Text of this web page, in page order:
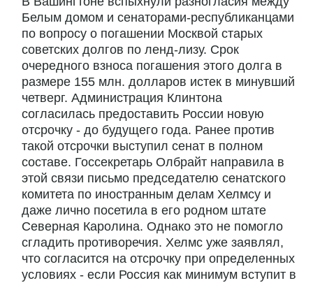
Белым домом и сенаторами-республиканцами
по вопросу о погашении Москвой старых
советских долгов по ленд-лизу. Срок
очередного взноса погашения этого долга в
размере 155 млн. долларов истек в минувший
четверг. Администрация Клинтона
согласилась предоставить России новую
отсрочку - до будущего года. Ранее против
такой отсрочки выступил сенат в полном
составе. Госсекретарь Олбрайт направила в
этой связи письмо председателю сенатского
комитета по иностранным делам Хелмсу и
даже лично посетила в его родном штате
Северная Каролина. Однако это не помогло
сгладить противоречия. Хелмс уже заявлял,
что согласится на отсрочку при определенных
условиях - если Россия как минимум вступит в